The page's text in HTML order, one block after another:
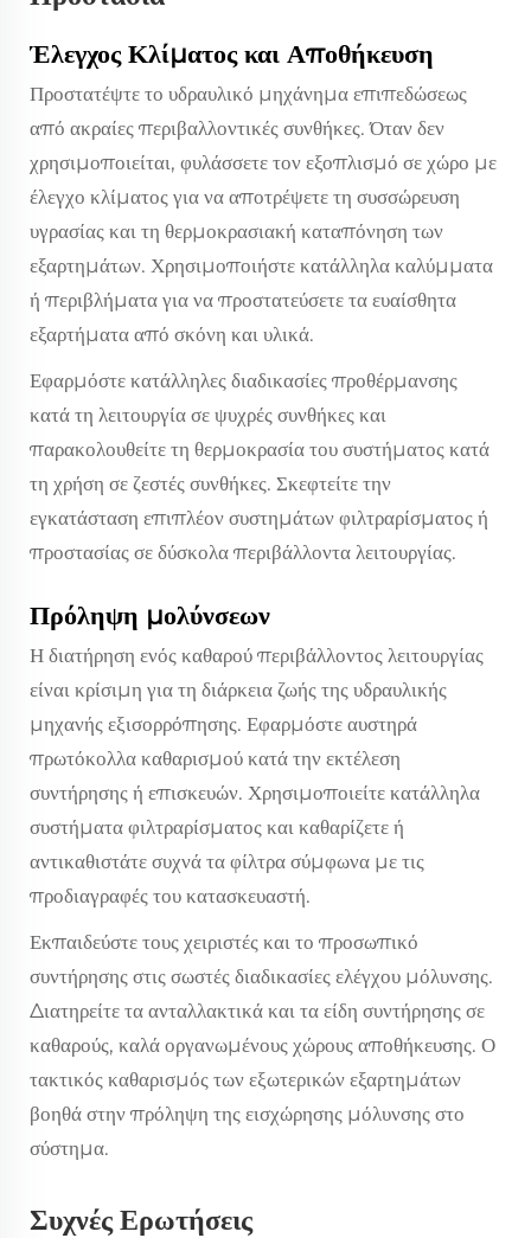
Έλεγχος Κλίματος και Αποθήκευση
Προστατέψτε το υδραυλικό μηχάνημα επιπεδώσεως
από ακραίες περιβαλλοντικές συνθήκες. Όταν δεν
χρησιμοποιείται, φυλάσσετε τον εξοπλισμό σε χώρο με
έλεγχο κλίματος για να αποτρέψετε τη συσσώρευση
υγρασίας και τη θερμοκρασιακή καταπόνηση των
εξαρτημάτων. Χρησιμοποιήστε κατάλληλα καλύμματα
ή περιβλήματα για να προστατεύσετε τα ευαίσθητα
εξαρτήματα από σκόνη και υλικά.
Εφαρμόστε κατάλληλες διαδικασίες προθέρμανσης
κατά τη λειτουργία σε ψυχρές συνθήκες και
παρακολουθείτε τη θερμοκρασία του συστήματος κατά
τη χρήση σε ζεστές συνθήκες. Σκεφτείτε την
εγκατάσταση επιπλέον συστημάτων φιλτραρίσματος ή
προστασίας σε δύσκολα περιβάλλοντα λειτουργίας.
Πρόληψη μολύνσεων
Η διατήρηση ενός καθαρού περιβάλλοντος λειτουργίας
είναι κρίσιμη για τη διάρκεια ζωής της υδραυλικής
μηχανής εξισορρόπησης. Εφαρμόστε αυστηρά
πρωτόκολλα καθαρισμού κατά την εκτέλεση
συντήρησης ή επισκευών. Χρησιμοποιείτε κατάλληλα
συστήματα φιλτραρίσματος και καθαρίζετε ή
αντικαθιστάτε συχνά τα φίλτρα σύμφωνα με τις
προδιαγραφές του κατασκευαστή.
Εκπαιδεύστε τους χειριστές και το προσωπικό
συντήρησης στις σωστές διαδικασίες ελέγχου μόλυνσης.
Διατηρείτε τα ανταλλακτικά και τα είδη συντήρησης σε
καθαρούς, καλά οργανωμένους χώρους αποθήκευσης. Ο
τακτικός καθαρισμός των εξωτερικών εξαρτημάτων
βοηθά στην πρόληψη της εισχώρησης μόλυνσης στο
σύστημα.
Συχνές Ερωτήσεις